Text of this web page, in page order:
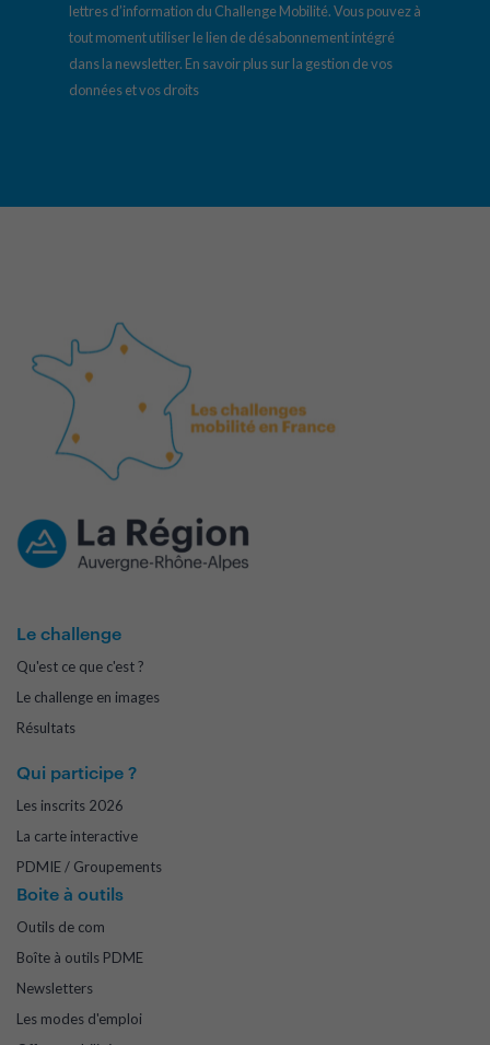
lettres d’information du Challenge Mobilité. Vous pouvez à
tout moment utiliser le lien de désabonnement intégré
dans la newsletter. En savoir plus sur la gestion de vos
données et vos droits
Le challenge
Qu'est ce que c'est ?
Le challenge en images
Résultats
Qui participe ?
Les inscrits 2026
La carte interactive
PDMIE / Groupements
Boite à outils
Outils de com
Boîte à outils PDME
Newsletters
Les modes d'emploi